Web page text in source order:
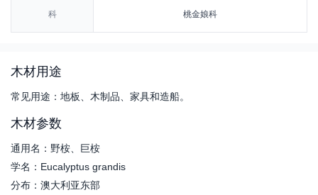
科 桃金娘科
木材用途
常见用途：地板、木制品、家具和造船。
木材参数
通用名：野桉、巨桉
学名：Eucalyptus grandis
分布：澳大利亚东部